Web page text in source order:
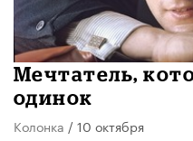
Мечтатель,
одинок
Колонка / 10 октября